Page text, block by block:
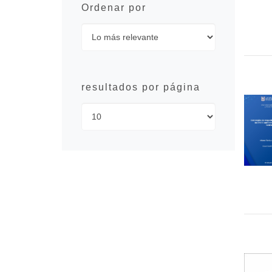
Ordenar por
resultados por página